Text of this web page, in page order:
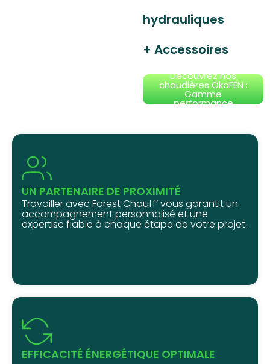
hydrauliques
+ Accessoires
Découvrez nos
chaudières ÖkoFEN :
Gamme
performance
UN PARTENAIRE DE PROXIMITÉ
Travailler avec Forest Chauff’ vous garantit un
accompagnement personnalisé et une
expertise fiable à chaque étape de votre projet.
EFFICACITÉ ÉNERGÉTIQUE OPTIMALE